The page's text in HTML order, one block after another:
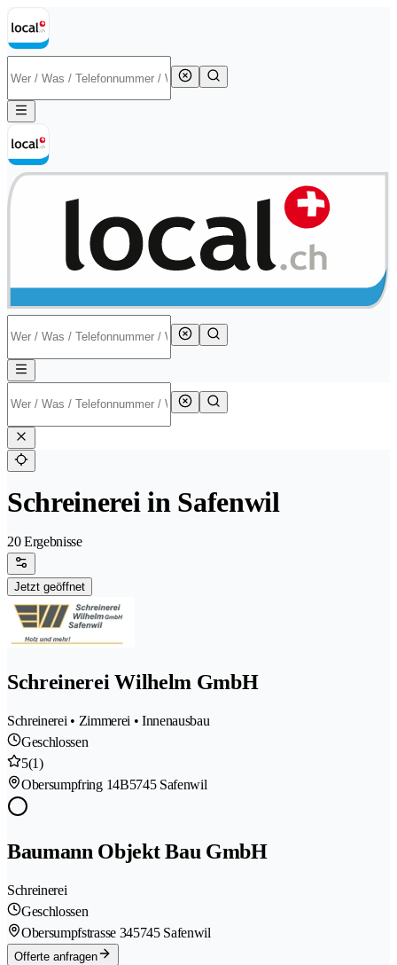
Schreinerei in Safenwil
20 Ergebnisse
Jetzt geöffnet
Schreinerei Wilhelm GmbH
Schreinerei • Zimmerei • Innenausbau
Geschlossen
5(1)
Obersumpfring 14B5745 Safenwil
Baumann Objekt Bau GmbH
Schreinerei
Geschlossen
Obersumpfstrasse 345745 Safenwil
Offerte anfragen